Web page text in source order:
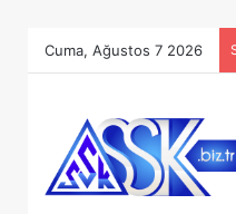
Cuma, Ağustos 7 2026